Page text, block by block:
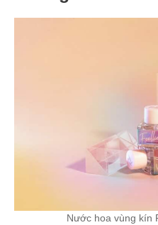
Nước hoa vùng kín